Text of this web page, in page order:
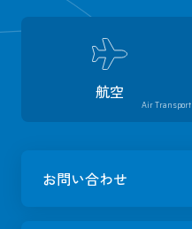
航空
Air Transport
お問い合わせ